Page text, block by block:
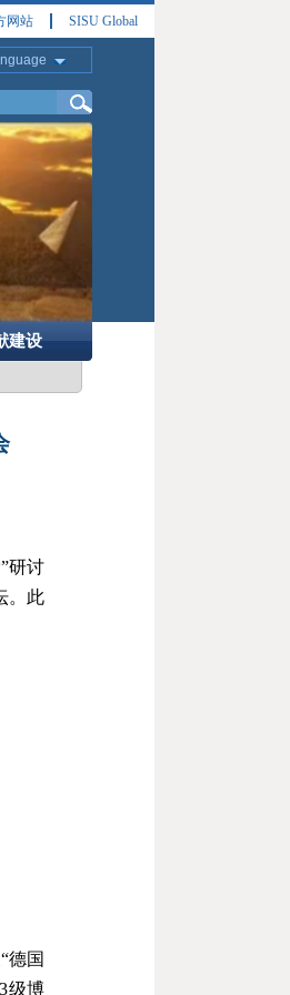
网站 SISU Global
建设
”研讨
。此
“德国
级博